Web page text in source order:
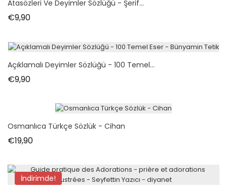
Atasözleri Ve Deyimler Sözlüğü - Şerif...
€9,90Fiyat
Açıklamalı Deyimler Sözlüğü - 100 Temel...
€9,90Fiyat
Osmanlıca Türkçe Sözlük - Cihan
€19,90Fiyat
İndirimde!